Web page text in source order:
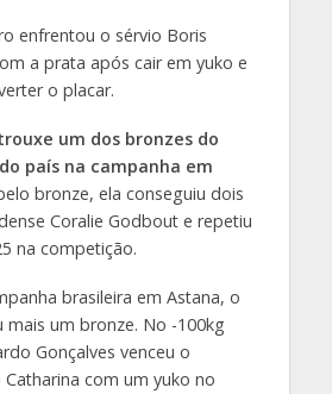
enfrentou o sérvio Boris
a prata após cair em yuko e
o placar.
um dos bronzes do
país na campanha em
bronze, ela conseguiu dois
Coralie Godbout e repetiu
na competição.
brasileira em Astana, o
mais um bronze. No -100kg
Gonçalves venceu o
com um yuko no